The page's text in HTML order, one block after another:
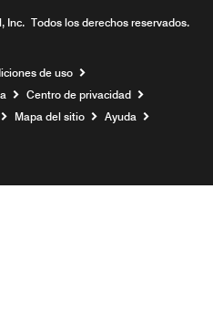
Todos los derechos reservados.
una ventana nueva
de uso
Centro de privacidad
Mapa del sitio Ayuda